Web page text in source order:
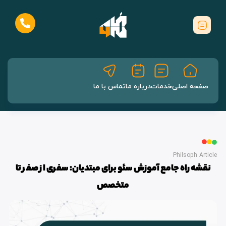
اصلیخدماتدرباره ماتماس با ما
جامع آموزش سئو برای مبتدیان: سفری از صفر تا